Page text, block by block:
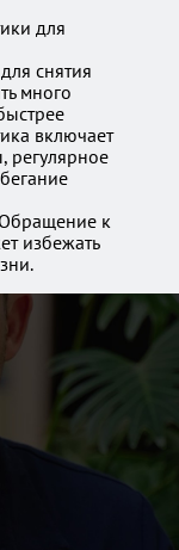
для
снятия
много
включает
регулярное
к
избежать